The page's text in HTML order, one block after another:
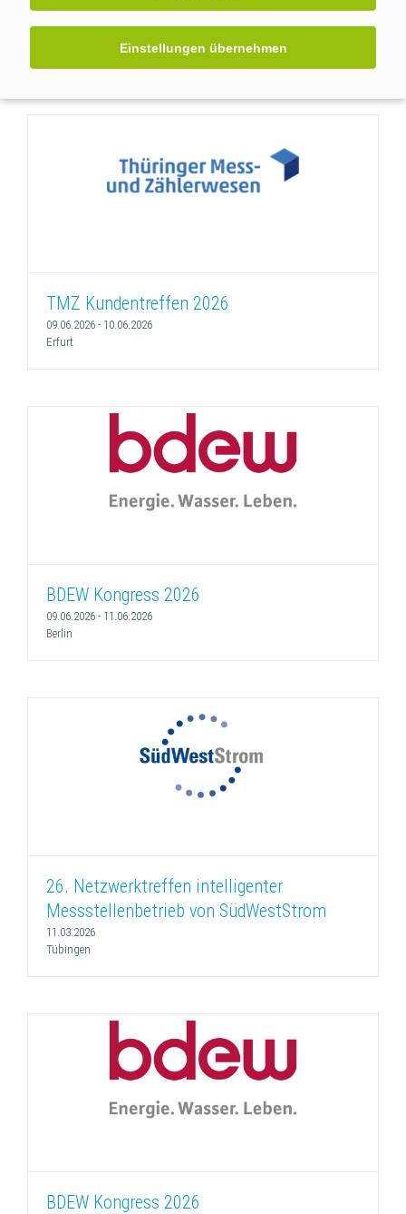
Einstellungen übernehmen
10 Jahre GWAdriga
TMZ Kundentreffen 2026
09.06.2026 - 10.06.2026
Erfurt
BDEW Kongress 2026
09.06.2026 - 11.06.2026
Berlin
26. Netzwerktreffen intelligenter
Messstellenbetrieb von SüdWestStrom
11.03.2026
Tübingen
BDEW Kongress 2026